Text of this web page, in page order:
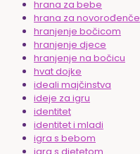
hrana za bebe
hrana za novorođenče
hranjenje bočicom
hranjenje djece
hranjenje na bočicu
hvat dojke
ideali majčinstva
ideje za igru
identitet
identitet i mladi
igra s bebom